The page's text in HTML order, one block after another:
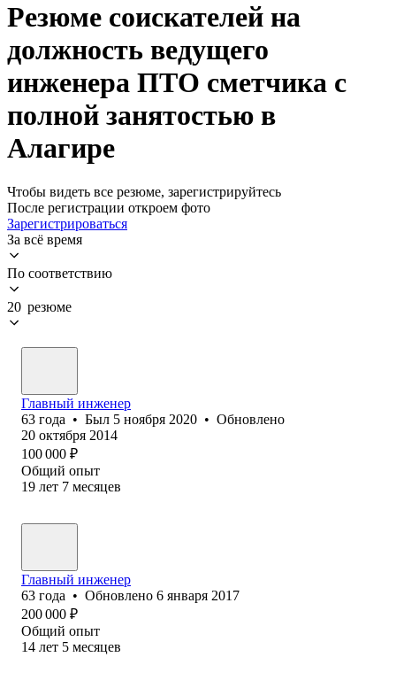
Резюме соискателей на
должность ведущего
инженера ПТО сметчика с
полной занятостью в
Алагире
Чтобы видеть все резюме, зарегистрируйтесь
После регистрации откроем фото
Зарегистрироваться
За всё время
По соответствию
20 резюме
Главный инженер
63 года • Был 5 ноября 2020 • Обновлено
20 октября 2014
100 000 ₽
Общий опыт
19 лет 7 месяцев
Главный инженер
63 года • Обновлено 6 января 2017
200 000 ₽
Общий опыт
14 лет 5 месяцев